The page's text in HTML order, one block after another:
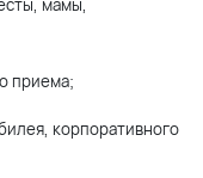
мамы,
приема;
корпоративного